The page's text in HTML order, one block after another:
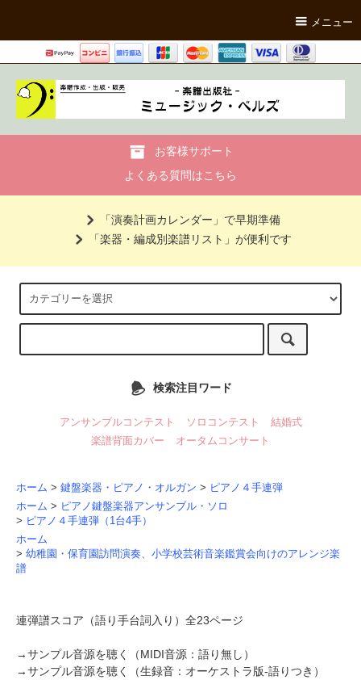
メニュー
お客様サポート
よくある質問はこちら
「演奏計画カレンダー」で早期準備
「楽器・編成別楽譜リスト」が便利です
検索注目ワード
アンサンブルコンテスト ソロコンテスト
結婚式
楽譜背面カバー
オータムコンサート
ホーム > 鍵盤楽器・ピアノ・オルガン > ピアノ４手連弾
ホーム > ピアノ鍵盤楽器アンサンブル・ソロ
> ピアノ４手連弾（1台4手）
ホーム
> 幼稚園・保育園訪問演奏、小学校芸術音楽鑑賞会向けのアレンジ楽
譜
連弾譜スコア（語り手台詞入り）全23ページ
→サンプル音源を聴く（MIDI音源：語り無し）
→サンプル音源を聴く（生録音：オーケストラ版-語りつき）